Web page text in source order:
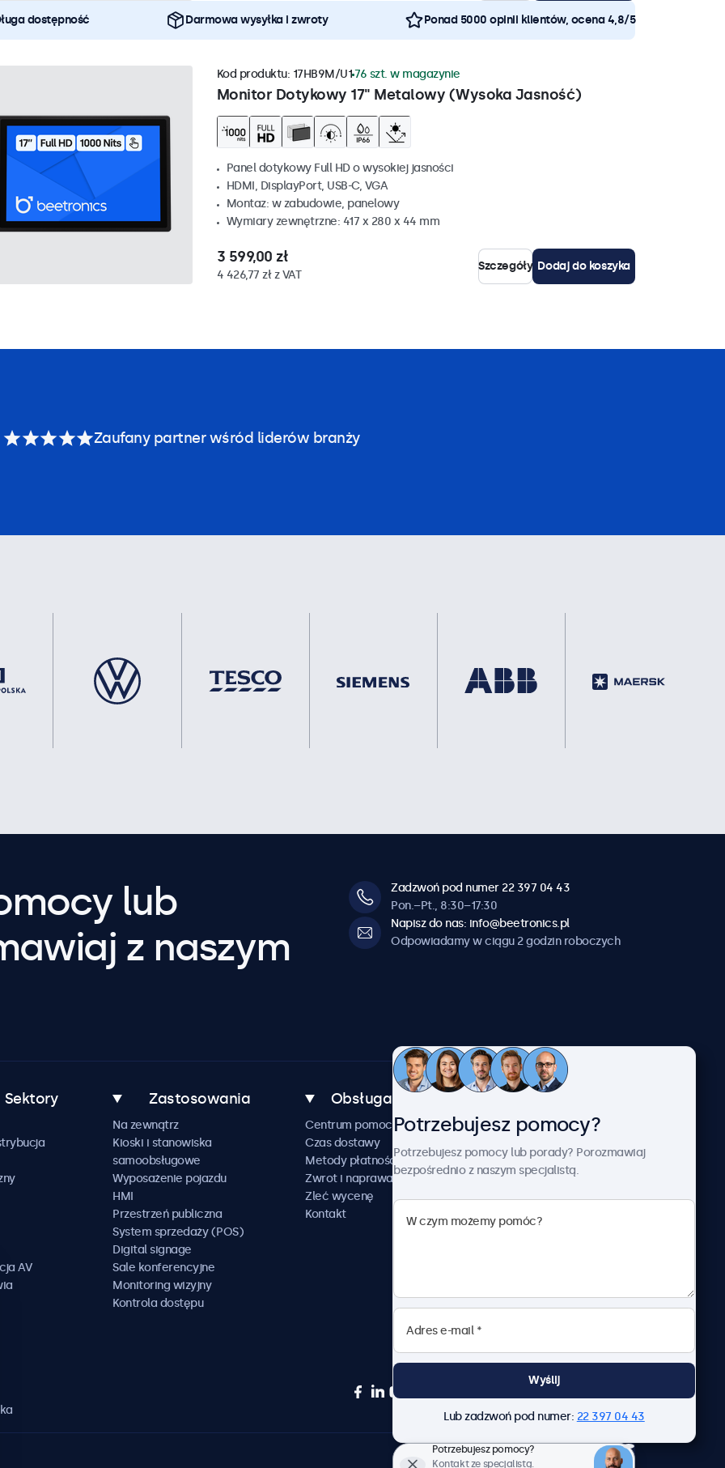
dostępność Darmowa wysyłka i zwroty Ponad 5000 opinii klientów, ocena 4,8/5
Monitor Dotykowy 17" Metalowy (Wysoka Jasność)
Kod produktu: 17HB9M/U176 szt. w magazynie
Panel dotykowy Full HD o wysokiej jasności
HDMI, DisplayPort, USB-C, VGA
Montaz: w zabudowie, panelowy
Wymiary zewnętrzne: 417 x 280 x 44 mm
3 599,00 zł
4 426,77 zł z VAT
Szczegóły Dodaj do koszyka
Zaufany partner wśród liderów branży
lub
z naszym
Zadzwoń pod numer 22 397 04 43
Pon.–Pt., 8:30–17:30
Napisz do nas: info@beetronics.pl
Odpowiadamy w ciągu 2 godzin roboczych
Sektory
AV
Zastosowania
Na zewnątrz
Kioski i stanowiska
samoobsługowe
Wyposażenie pojazdu
HMI
Przestrzeń publiczna
System sprzedaży (POS)
Digital signage
Sale konferencyjne
Monitoring wizyjny
Kontrola dostępu
Obsługa klienta
Centrum pomocy
Czas dostawy
Metody płatności
Zwrot i naprawa
Zleć wycenę
Kontakt
Beetronics
Przykłady zastosowania
Aktualności i informacje
Pracuj z nami
Regulamin
Polski
Potrzebujesz pomocy?
Potrzebujesz pomocy lub porady? Porozmawiaj
bezpośrednio z naszym specjalistą.
Wyślij
Lub zadzwoń pod numer: 22 397 04 43
Potrzebujesz pomocy?
Kontakt ze specjalistą.